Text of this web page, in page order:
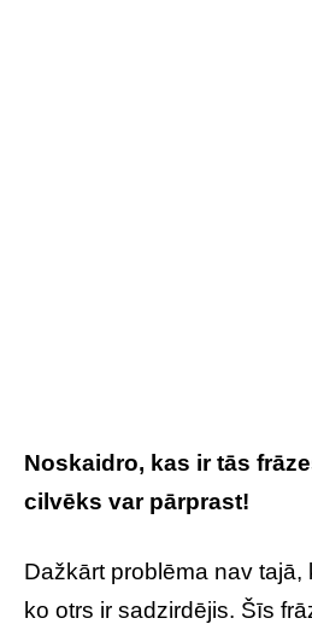
Noskaidro, kas ir tās
cilvēks var pārprast!
Dažkārt problēma nav tajā,
ko otrs ir sadzirdējis. Šīs